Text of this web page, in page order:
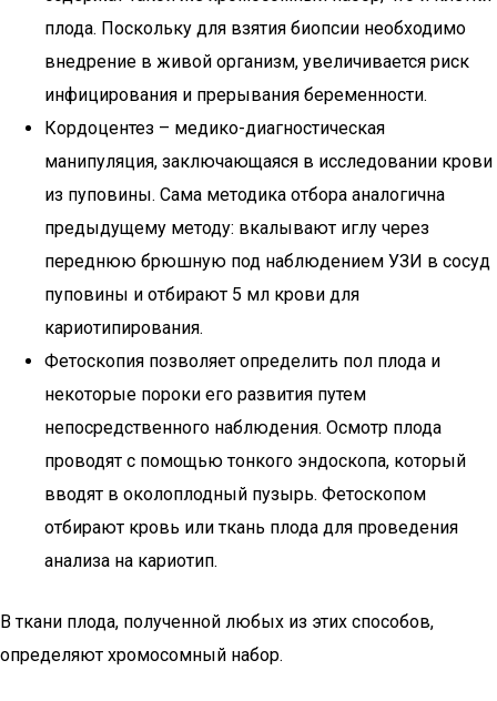
плода. Поскольку для взятия биопсии необходимо
внедрение в живой организм, увеличивается риск
инфицирования и прерывания беременности.
Кордоцентез – медико-диагностическая
манипуляция, заключающаяся в исследовании крови
из пуповины. Сама методика отбора аналогична
предыдущему методу: вкалывают иглу через
переднюю брюшную под наблюдением УЗИ в сосуд
пуповины и отбирают 5 мл крови для
кариотипирования.
Фетоскопия позволяет определить пол плода и
некоторые пороки его развития путем
непосредственного наблюдения. Осмотр плода
проводят с помощью тонкого эндоскопа, который
вводят в околоплодный пузырь. Фетоскопом
отбирают кровь или ткань плода для проведения
анализа на кариотип.
В ткани плода, полученной любых из этих способов,
определяют хромосомный набор.